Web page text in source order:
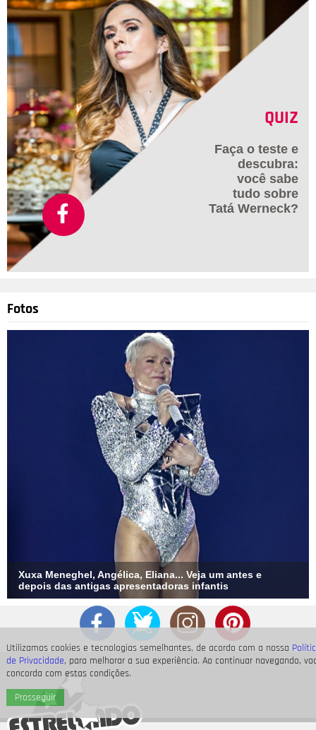
Utilizamos cookies e tecnologias semelhantes, de acordo com a nossa
de Privacidade, para melhorar a sua experiência. Ao continuar navegando,
concorda com estas condições.
Prosseguir
QUIZ
Faça o teste e
descubra:
você sabe
tudo sobre
Tatá Werneck?
Fotos
Xuxa Meneghel, Angélica, Eliana... Veja um antes e
depois das antigas apresentadoras infantis